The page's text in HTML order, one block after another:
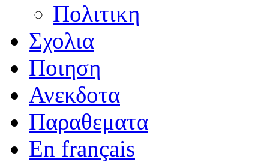
Πολιτικη
Σχολια
Ποιηση
Ανεκδοτα
Παραθεματα
En français